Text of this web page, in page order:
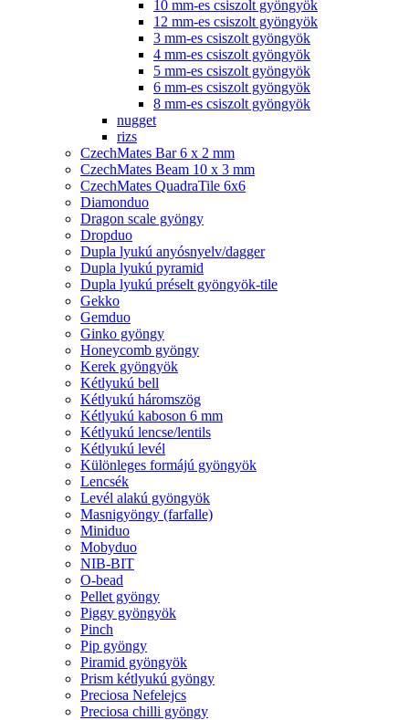
10 mm-es csiszolt gyöngyök
12 mm-es csiszolt gyöngyök
3 mm-es csiszolt gyöngyök
4 mm-es csiszolt gyöngyök
5 mm-es csiszolt gyöngyök
6 mm-es csiszolt gyöngyök
8 mm-es csiszolt gyöngyök
nugget
rizs
CzechMates Bar 6 x 2 mm
CzechMates Beam 10 x 3 mm
CzechMates QuadraTile 6x6
Diamonduo
Dragon scale gyöngy
Dropduo
Dupla lyukú anyósnyelv/dagger
Dupla lyukú pyramid
Dupla lyukú préselt gyöngyök-tile
Gekko
Gemduo
Ginko gyöngy
Honeycomb gyöngy
Kerek gyöngyök
Kétlyukú bell
Kétlyukú háromszög
Kétlyukú kaboson 6 mm
Kétlyukú lencse/lentils
Kétlyukú levél
Különleges formájú gyöngyök
Lencsék
Levél alakú gyöngyök
Masnigyöngy (farfalle)
Miniduo
Mobyduo
NIB-BIT
O-bead
Pellet gyöngy
Piggy gyöngyök
Pinch
Pip gyöngy
Piramid gyöngyök
Prism kétlyukú gyöngy
Preciosa Nefelejcs
Preciosa chilli gyöngy